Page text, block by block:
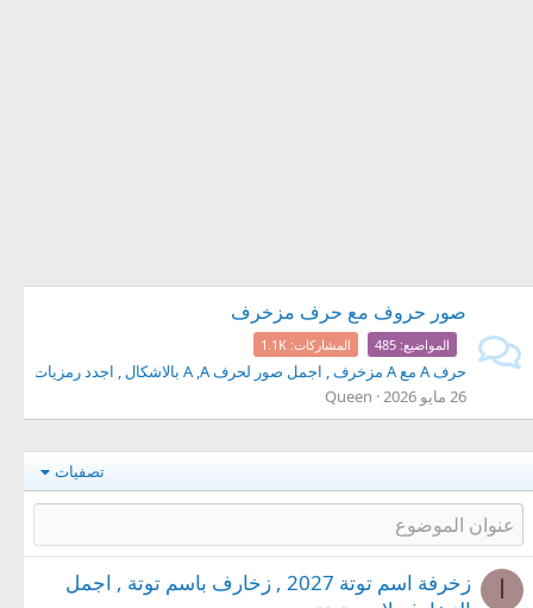
صور حروف مع حرف مزخرف
المواضيع 485 المشاركات 1.1K
حرف A مع A مزخرف , اجمل صور لحرف A ,A بالاشكال , اجدد رمزيات لحرف Aو A للفيس
26 مايو 2026
Queen
تصفيات
ا
زخرفة اسم توتة 2027 , زخارف باسم توتة , اجمل